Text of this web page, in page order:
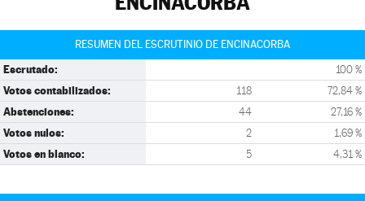
RESUMEN DEL ESCRUTINIO DE ENCINACORBA
Escrutado: 100 %
Votos contabilizados: 118 72,84 %
Abstenciones: 44 27,16 %
Votos nulos: 2 1,69 %
Votos en blanco: 5 4,31 %